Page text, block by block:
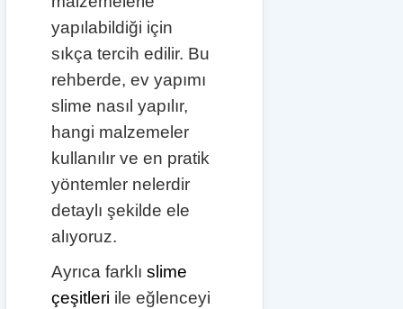
yapılabildiği için
sıkça tercih edilir. Bu
rehberde, ev yapımı
slime nasıl yapılır,
hangi malzemeler
kullanılır ve en pratik
yöntemler nelerdir
detaylı şekilde ele
alıyoruz.
Ayrıca farklı slime
çeşitleri ile eğlenceyi